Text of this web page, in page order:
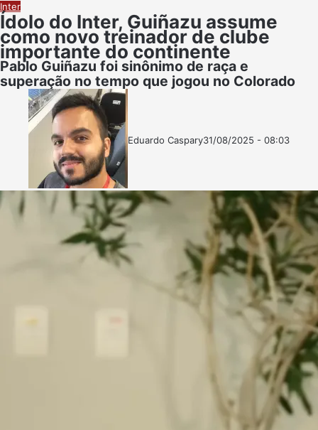
Inter
Ídolo do Inter, Guiñazu assume
como novo treinador de clube
importante do continente
Pablo Guiñazu foi sinônimo de raça e
superação no tempo que jogou no Colorado
Eduardo CasparyFollow
Mande
31/08/2025 - 08:03